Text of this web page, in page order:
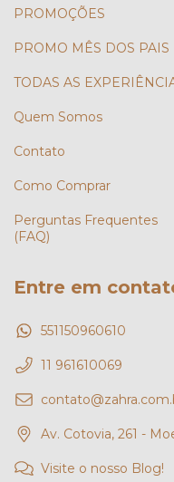
PROMOÇÕES
PROMO MÊS DOS PAIS
TODAS AS
Quem Somos
Contato
Como Comprar
Perguntas Frequentes
(FAQ)
Entre em
551150960610
11 961610069
Av. Cotovia, 261 -
Visite o nosso Blog!